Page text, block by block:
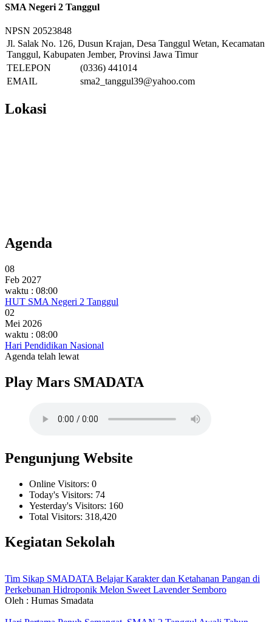
SMA Negeri 2 Tanggul
NPSN 20523848
Jl. Salak No. 126, Dusun Krajan, Desa Tanggul Wetan, Kecamatan
Tanggul, Kabupaten Jember, Provinsi Jawa Timur
TELEPON
(0336) 441014
EMAIL
sma2_tanggul39@yahoo.com
Lokasi
Agenda
08
Feb 2027
waktu : 08:00
HUT SMA Negeri 2 Tanggul
02
Mei 2026
waktu : 08:00
Hari Pendidikan Nasional
Agenda telah lewat
Play Mars SMADATA
Pengunjung Website
Online Visitors: 0
Today's Visitors: 74
Yesterday's Visitors: 160
Total Visitors: 318,420
Kegiatan Sekolah
Tim Sikap SMADATA Belajar Karakter dan Ketahanan Pangan di
Perkebunan Hidroponik Melon Sweet Lavender Semboro
Oleh : Humas Smadata